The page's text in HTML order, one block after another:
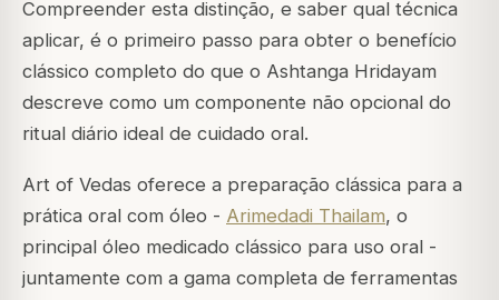
Compreender esta distinção, e saber qual técnica
aplicar, é o primeiro passo para obter o benefício
clássico completo do que o Ashtanga Hridayam
descreve como um componente não opcional do
ritual diário ideal de cuidado oral.
Art of Vedas oferece a preparação clássica para a
prática oral com óleo - Arimedadi Thailam, o
principal óleo medicado clássico para uso oral -
juntamente com a gama completa de ferramentas